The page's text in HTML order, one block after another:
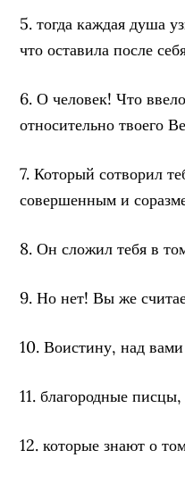
5. тогда каждая душа
что оставила после
6. О человек! Что
относительно твоего
7. Который сотворил
совершенным и
8. Он сложил тебя в
9. Но нет! Вы же
10. Воистину, над
11. благородные писцы,
12. которые знают о